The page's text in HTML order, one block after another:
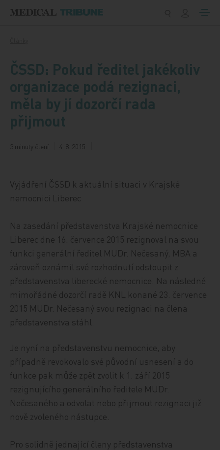
ČSSD: Pokud ředitel jakékoliv
organizace podá rezignaci,
měla by jí dozorčí rada
přijmout
3 minuty čtení 4. 8. 2015
Vyjádření ČSSD k aktuální situaci v Krajské
nemocnici Liberec
Na zasedání představenstva Krajské nemocnice
Liberec dne 16. července 2015 rezignoval na svou
funkci generální ředitel MUDr. Nečesaný, MBA a
zároveň oznámil své rozhodnutí odstoupit z
představenstva liberecké nemocnice. Na následné
mimořádné dozorčí radě KNL konané 23. července
2015 MUDr. Nečesaný svou rezignaci na člena
představenstva stáhl.
Je nyní na představenstvu nemocnice, aby
případně revokovalo své původní usnesení a do
funkce pak může zpět zvolit k 1. září 2015
rezignujícího generálního ředitele MUDr.
Nečesaného a odvolat nebo přijmout rezignaci již
nově zvoleného nástupce.
Pro solidně jednající členy představenstva